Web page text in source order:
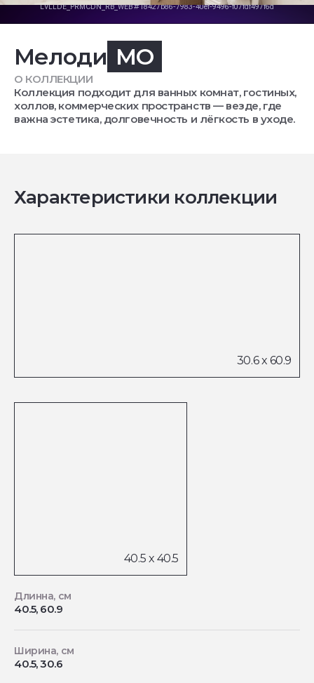
Мелоди MO
О КОЛЛЕКЦИИ
Коллекция подходит для ванных комнат, гостиных,
холлов, коммерческих пространств — везде, где
важна эстетика, долговечность и лёгкость в уходе.
Характеристики коллекции
Длинна, см
40.5, 60.9
Ширина, см
40.5, 30.6